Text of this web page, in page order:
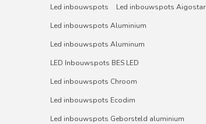
Led inbouwspots
Led inbouwspots Aigostar
Led inbouwspots Aluminium
Led inbouwspots Aluminum
LED Inbouwspots BES LED
Led inbouwspots Chroom
Led inbouwspots Ecodim
Led inbouwspots Geborsteld aluminium